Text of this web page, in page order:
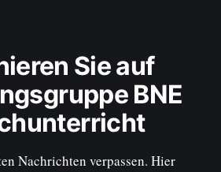
Sie auf
BNE
Nachrichten verpassen. Hier